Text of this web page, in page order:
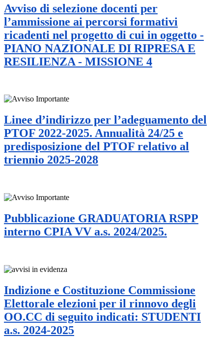
Avviso di selezione docenti per
l’ammissione ai percorsi formativi
ricadenti nel progetto di cui in oggetto -
PIANO NAZIONALE DI RIPRESA E
RESILIENZA - MISSIONE 4
Linee d’indirizzo per l’adeguamento del
PTOF 2022-2025. Annualità 24/25 e
predisposizione del PTOF relativo al
triennio 2025-2028
Pubblicazione GRADUATORIA RSPP
interno CPIA VV a.s. 2024/2025.
Indizione e Costituzione Commissione
Elettorale elezioni per il rinnovo degli
OO.CC di seguito indicati: STUDENTI
a.s. 2024-2025